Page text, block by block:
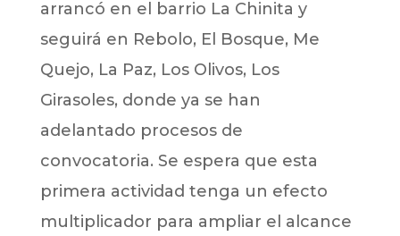
arrancó en el barrio La Chinita y
seguirá en Rebolo, El Bosque, Me
Quejo, La Paz, Los Olivos, Los
Girasoles, donde ya se han
adelantado procesos de
convocatoria. Se espera que esta
primera actividad tenga un efecto
multiplicador para ampliar el alcance